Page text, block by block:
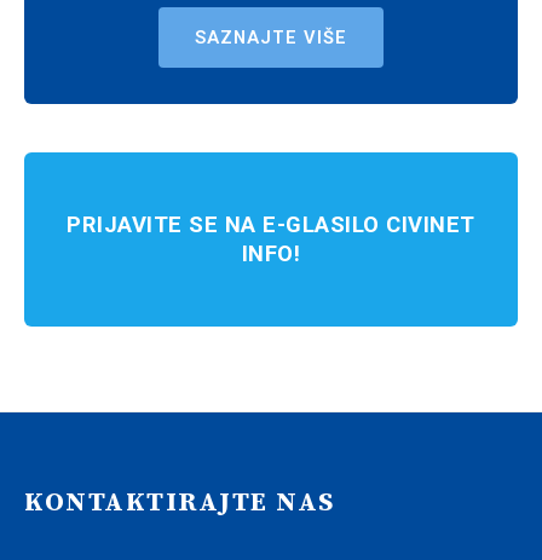
SAZNAJTE VIŠE
PRIJAVITE SE NA E-GLASILO CIVINET
INFO!
KONTAKTIRAJTE NAS